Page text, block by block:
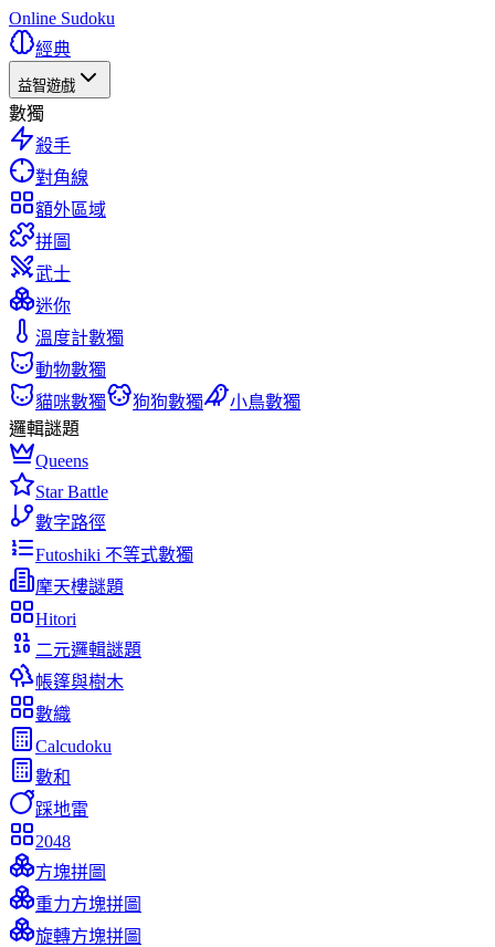
Online Sudoku
經典
益智遊戲
數獨
殺手
對角線
額外區域
拼圖
武士
迷你
溫度計數獨
動物數獨
貓咪數獨
狗狗數獨
小鳥數獨
邏輯謎題
Queens
Star Battle
數字路徑
Futoshiki 不等式數獨
摩天樓謎題
Hitori
二元邏輯謎題
帳篷與樹木
數織
Calcudoku
數和
踩地雷
2048
方塊拼圖
重力方塊拼圖
旋轉方塊拼圖